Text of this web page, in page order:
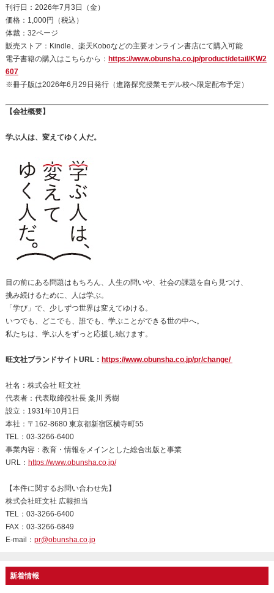
刊行日：2026年7月3日（金）
価格：1,000円（税込）
体裁：32ページ
販売ストア：Kindle、楽天Koboなどの主要オンライン書店にて購入可能
電子書籍の購入はこちらから： https://www.obunsha.co.jp/product/detail/KW2
607
※冊子版は2026年6月29日発行（進路探究授業モデル校へ限定配布予定）
【会社概要】
学ぶ人は、変えてゆく人だ。
目の前にある問題はもちろん、人生の問いや、社会の課題を自ら見つけ、
挑み続けるために、人は学ぶ。
「学び」で、少しずつ世界は変えてゆける。
いつでも、どこでも、誰でも、学ぶことができる世の中へ。
私たちは、学ぶ人をずっと応援し続けます。
旺文社ブランドサイトURL： https://www.obunsha.co.jp/pr/change/
社名：株式会社 旺文社
代表者：代表取締役社長 粂川 秀樹
設立：1931年10月1日
本社：〒162-8680 東京都新宿区横寺町55
TEL：03-3266-6400
事業内容：教育・情報をメインとした総合出版と事業
URL： https://www.obunsha.co.jp/
【本件に関するお問い合わせ先】
株式会社旺文社 広報担当
TEL：03-3266-6400
FAX：03-3266-6849
E-mail： pr@obunsha.co.jp
新着情報